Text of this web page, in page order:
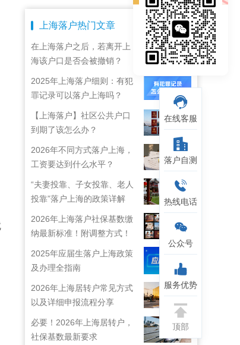
上海落户热门文章
在上海落户之后，若离开上
海该户口是否会被撤销？
2025年上海落户细则：有犯
罪记录可以落户上海吗？
【上海落户】社区公共户口
到期了该怎么办？
2026年不同方式落户上海，
工资要达到什么水平？
“夫妻投靠、子女投靠、老人
投靠”落户上海的政策详解
2026年上海落户社保基数缴
纳最新标准！附调整方式！
2025年应届生落户上海政策
及办理全指南
2026年上海居转户常见方式
以及详细申报流程分享
必要！2026年上海居转户，
社保基数最新要求
在线客服
落户自测
热线电话
公众号
服务优势
顶部